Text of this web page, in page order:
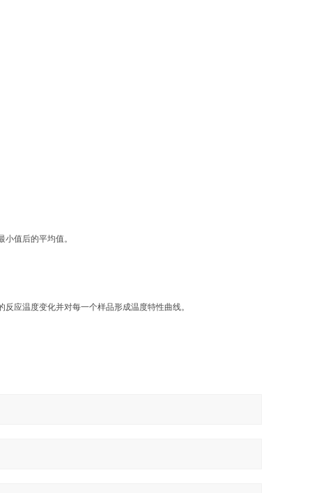
值后的平均值。
反应温度变化并对每一个样品形成温度特性曲线。